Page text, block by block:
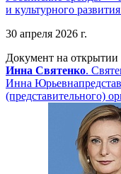
и культурного
30 апреля 2026 г.
Документ на
Инна Святенко.
Инна Юрьевна
(представительного)